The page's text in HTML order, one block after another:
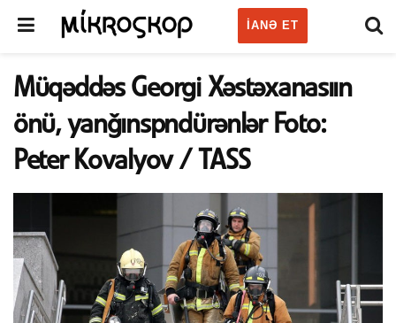
IANƏ ET
Müqəddəs Georgi Xəstəxanasıın
önü, yanğınspndürənlər Foto:
Peter Kovalyov / TASS